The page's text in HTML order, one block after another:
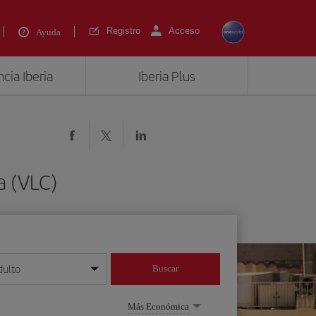
Ayuda Registro Acceso
Iberia Iberia Plus
(VLC)
mes/año
Buscar
Más Económica